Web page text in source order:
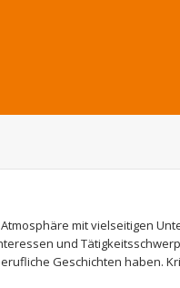
mit vielseitigen
und
Geschichten haben.